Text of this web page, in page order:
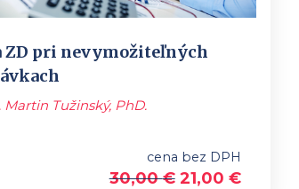
ZD pri nevymožiteľných
Martin Tužinský, PhD.
cena bez DPH
30,00€ 21,00 €